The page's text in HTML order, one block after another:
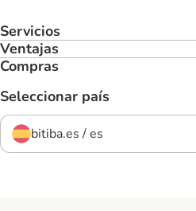
Servicios
Ventajas
Compras
Seleccionar país
bitiba.es / es